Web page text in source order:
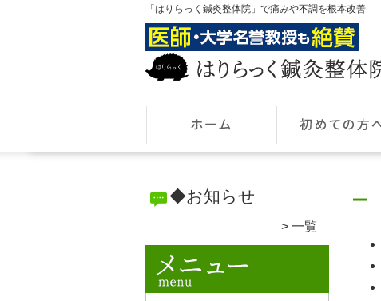
「はりらっく鍼灸整体院」で痛みや不調を根本改善
◆お知らせ
一覧